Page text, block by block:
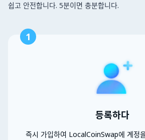
쉽고 안전합니다. 5분이면 충분합니다.
1
등록하다
즉시 가입하여 LocalCoinSwap에 계정